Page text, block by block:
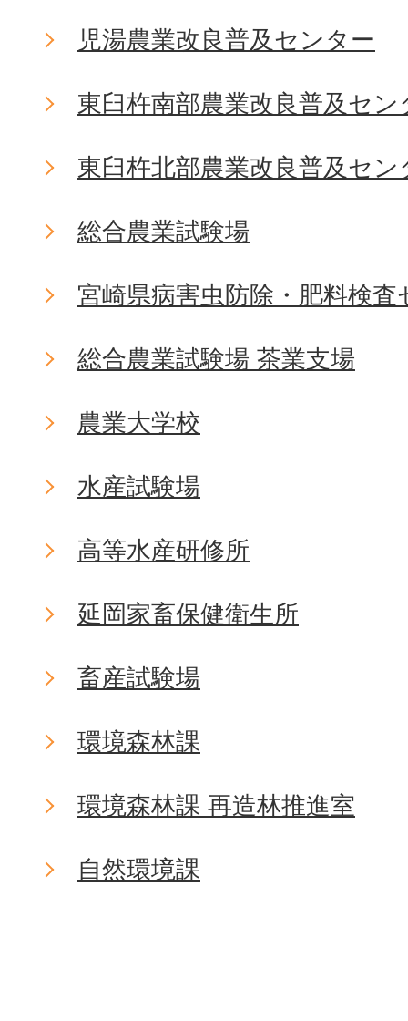
児湯農業改良普及センター
東臼杵南部農業改良普及セン
東臼杵北部農業改良普及セン
総合農業試験場
宮崎県病害虫防除・肥料検査
総合農業試験場 茶業支場
農業大学校
水産試験場
高等水産研修所
延岡家畜保健衛生所
畜産試験場
環境森林課
環境森林課 再造林推進室
自然環境課